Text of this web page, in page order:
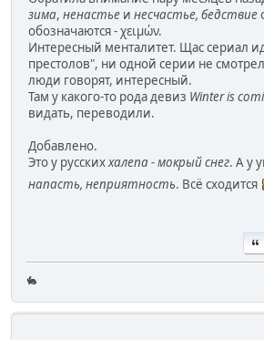
зима, ненастье и несчастье, бедствие
обозначаются - χειμών.
Интересный менталитет. Щас сериал
престолов", ни одной серии не
люди говорят, интересный.
Там у какого-то рода девиз Winter is
видать, переводили.
Добавлено.
Это у русскиххалепа - мокрый снег. А у
напасть, неприятность. Всё сходится
🐇